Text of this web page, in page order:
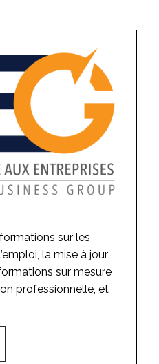
sur les
la mise à jour
sur mesure
professionnelle, et